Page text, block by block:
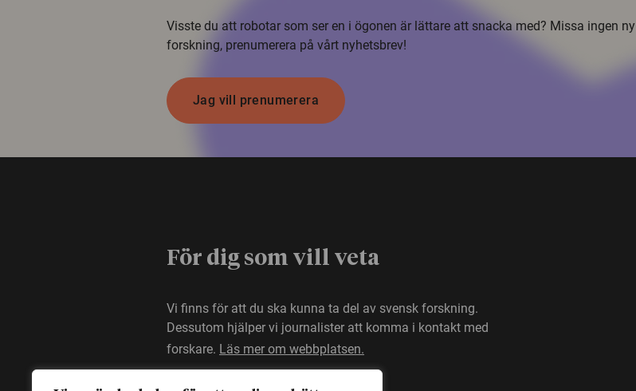
Visste du att robotar som ser en i ögonen är lättare att snacka med? Missa ingen ny
forskning, prenumerera på vårt nyhetsbrev!
Jag vill prenumerera
För dig som vill veta
Vi finns för att du ska kunna ta del av svensk forskning.
Dessutom hjälper vi journalister att komma i kontakt med
forskare. Läs mer om webbplatsen.